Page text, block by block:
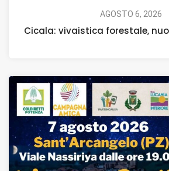
AGOSTO 6, 2026
Cicala: vivaistica forestale,